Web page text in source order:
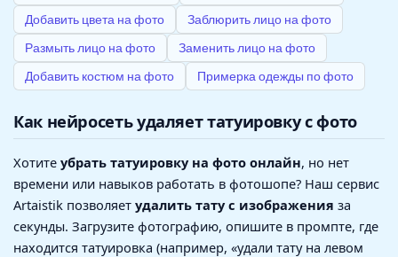
Добавить цвета на фото
Заблюрить лицо на фото
Размыть лицо на фото
Заменить лицо на фото
Добавить костюм на фото
Примерка одежды по фото
Как нейросеть удаляет татуировку с фото
Хотите убрать татуировку на фото онлайн, но нет
времени или навыков работать в фотошопе? Наш сервис
Artaistik позволяет удалить тату с изображения за
секунды. Загрузите фотографию, опишите в промпте, где
находится татуировка (например, «удали тату на левом